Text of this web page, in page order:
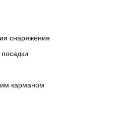
снаряжения
карманом